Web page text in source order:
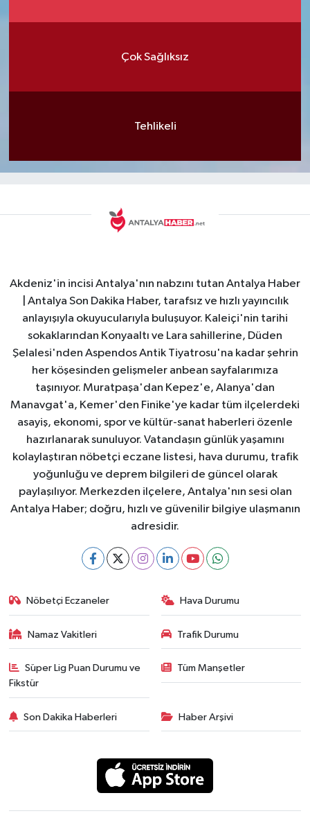
Çok Sağlıksız
Tehlikeli
Akdeniz'in incisi Antalya'nın nabzını tutan Antalya Haber
| Antalya Son Dakika Haber, tarafsız ve hızlı yayıncılık
anlayışıyla okuyucularıyla buluşuyor. Kaleiçi'nin tarihi
sokaklarından Konyaaltı ve Lara sahillerine, Düden
Şelalesi'nden Aspendos Antik Tiyatrosu'na kadar şehrin
her köşesinden gelişmeler anbean sayfalarımıza
taşınıyor. Muratpaşa'dan Kepez'e, Alanya'dan
Manavgat'a, Kemer'den Finike'ye kadar tüm ilçelerdeki
asayiş, ekonomi, spor ve kültür-sanat haberleri özenle
hazırlanarak sunuluyor. Vatandaşın günlük yaşamını
kolaylaştıran nöbetçi eczane listesi, hava durumu, trafik
yoğunluğu ve deprem bilgileri de güncel olarak
paylaşılıyor. Merkezden ilçelere, Antalya'nın sesi olan
Antalya Haber; doğru, hızlı ve güvenilir bilgiye ulaşmanın
adresidir.
Nöbetçi Eczaneler Hava Durumu
Namaz Vakitleri Trafik Durumu
Süper Lig Puan Durumu ve
Fikstür
Tüm Manşetler
Son Dakika Haberleri Haber Arşivi